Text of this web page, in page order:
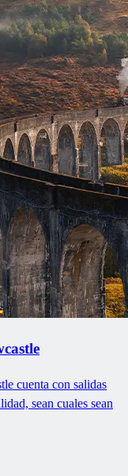
cuenta con salidas
sean cuales sean